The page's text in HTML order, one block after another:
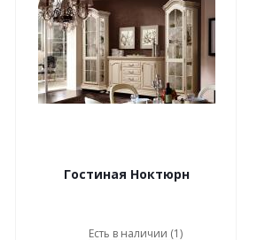
Гостиная Ноктюрн
Есть в наличии (1)